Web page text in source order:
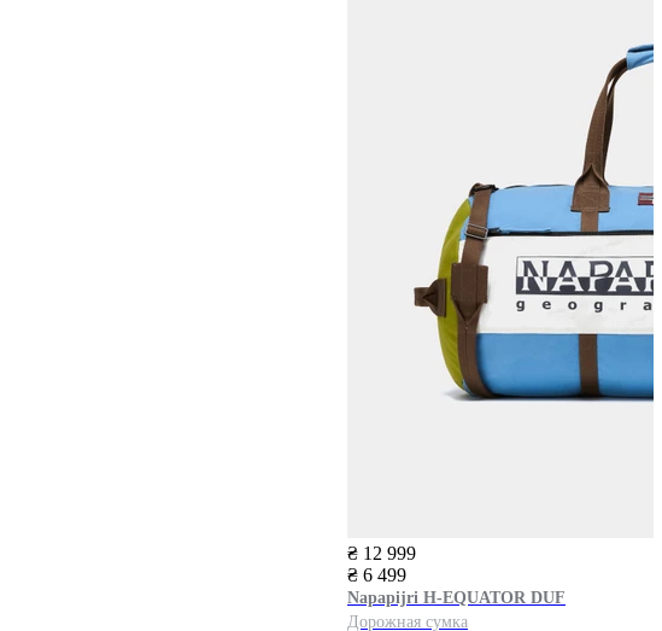
₴ 12 999
₴ 6 499
Napapijri H-EQUATOR DUF
Дорожная сумка